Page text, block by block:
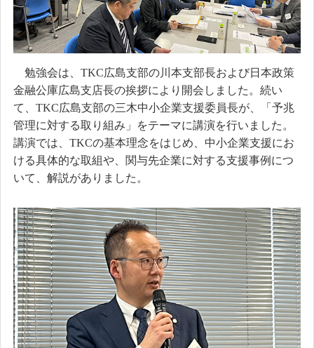
勉強会は、TKC広島支部の川本支部長および日本政策
金融公庫広島支店長の挨拶により開会しました。続い
て、TKC広島支部の三木中小企業支援委員長が、「予兆
管理に対する取り組み」をテーマに講演を行いました。
講演では、TKCの基本理念をはじめ、中小企業支援にお
ける具体的な取組や、関与先企業に対する支援事例につ
いて、解説がありました。